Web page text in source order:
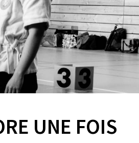
UNE FOIS